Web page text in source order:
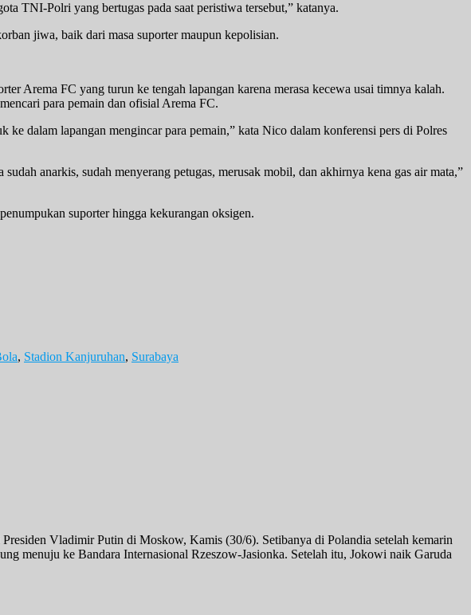
TNI-Polri yang bertugas pada saat peristiwa tersebut,” katanya.
jiwa, baik dari masa suporter maupun kepolisian.
Arema FC yang turun ke tengah lapangan karena merasa kecewa usai timnya kalah.
para pemain dan ofisial Arema FC.
ke dalam lapangan mengincar para pemain,” kata Nico dalam konferensi pers di Polres
anarkis, sudah menyerang petugas, merusak mobil, dan akhirnya kena gas air mata,”
suporter hingga kekurangan oksigen.
, Stadion Kanjuruhan, Surabaya
Vladimir Putin di Moskow, Kamis (30/6). Setibanya di Polandia setelah kemarin
menuju ke Bandara Internasional Rzeszow-Jasionka. Setelah itu, Jokowi naik Garuda